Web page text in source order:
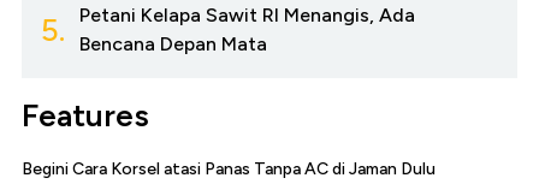
5.
Petani Kelapa Sawit RI Menangis, Ada
Bencana Depan Mata
Features
Begini Cara Korsel atasi Panas Tanpa AC di Jaman Dulu